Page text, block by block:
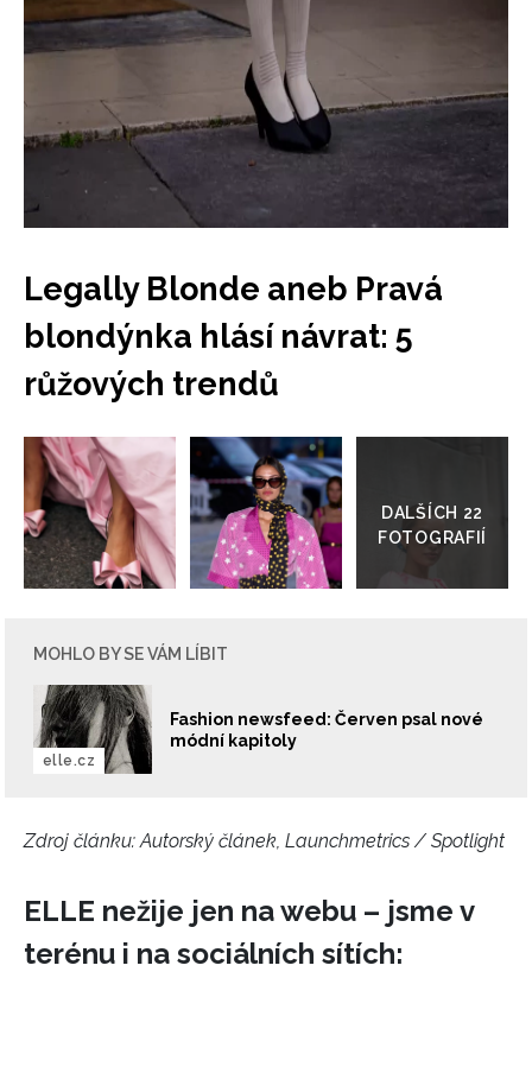
NEWSLETTER
ODESLAT
podmínkami společnosti BurdaMedia Extra s.r.o.
potvrzujete, že jste se seznámili se
ochrany soukromí- BurdaMedia Extra s.r.o. bude s
Vašimi údaji pracovat zejména k organizaci a
vyhodnocení akce a zasílání novinek.
informace od našich partnerů? Pokud souhlasíte se
soukromí BurdaMedia Extra s.r.o.
, zaškrtněte toto pole.
Legally Blonde aneb Pravá
blondýnka hlásí návrat: 5
růžových trendů
galerie
MOHLO BY SE VÁM LÍBIT
Fashion newsfeed: Červen psal nové
módní kapitoly
elle.cz
Zdroj článku:Autorský článek, Launchmetrics / Spotlight
ELLE nežije jen na webu – jsme v
terénu i na sociálních sítích: